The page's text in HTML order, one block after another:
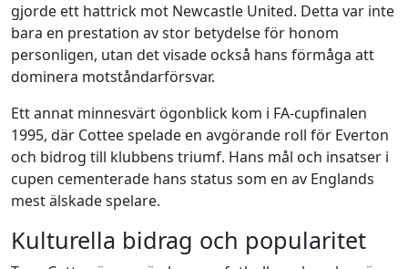
gjorde ett hattrick mot Newcastle United. Detta var inte
bara en prestation av stor betydelse för honom
personligen, utan det visade också hans förmåga att
dominera motståndarförsvar.
Ett annat minnesvärt ögonblick kom i FA-cupfinalen
1995, där Cottee spelade en avgörande roll för Everton
och bidrog till klubbens triumf. Hans mål och insatser i
cupen cementerade hans status som en av Englands
mest älskade spelare.
Kulturella bidrag och popularitet